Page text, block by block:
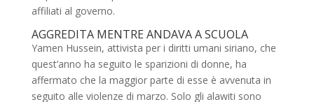
affiliati al governo.
AGGREDITA MENTRE ANDAVA A SCUOLA
Yamen Hussein, attivista per i diritti umani siriano, che
quest’anno ha seguito le sparizioni di donne, ha
affermato che la maggior parte di esse è avvenuta in
seguito alle violenze di marzo. Solo gli alawiti sono